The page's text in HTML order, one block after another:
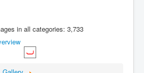
in all categories: 3,733